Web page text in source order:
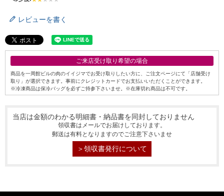
レビューを書く
ご来店受け取り希望の場合
商品を一周館ビルの肉のイイジマでお受け取りしたい方に、ご注文ページにて「店舗受け
取り」が選択できます。事前にクレジットカードでお支払いいただくことができます。
※冷凍商品は保冷バッグを必ずご持参下さいませ。※在庫切れ商品は不可です。
当店は金額のわかる明細書・納品書を同封しておりません
領収書はメールでお届けしております。
郵送は有料となりますのでご注意下さいませ
＞領収書発行について